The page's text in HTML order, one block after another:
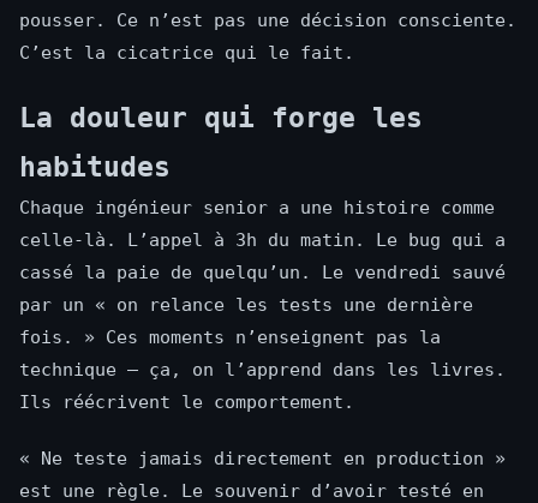
pousser. Ce n’est pas une décision consciente.
C’est la cicatrice qui le fait.
La douleur qui forge les
habitudes
Chaque ingénieur senior a une histoire comme
celle-là. L’appel à 3h du matin. Le bug qui a
cassé la paie de quelqu’un. Le vendredi sauvé
par un « on relance les tests une dernière
fois. » Ces moments n’enseignent pas la
technique — ça, on l’apprend dans les livres.
Ils réécrivent le comportement.
« Ne teste jamais directement en production »
est une règle. Le souvenir d’avoir testé en